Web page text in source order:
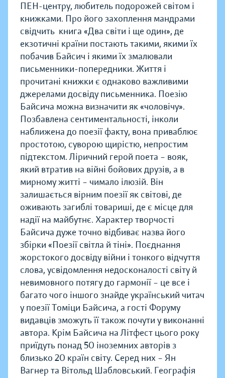
ПЕН-центру, любитель подорожей світом і
книжками. Про його захоплення мандрами
свідчить книга «Два світи і ще один», де
екзотичні країни постають такими, якими їх
побачив Байсич і якими їх змалювали
письменники-попередники. Життя і
прочитані книжки є однаково важливими
джерелами досвіду письменника. Поезію
Байсича можна визначити як «чоловічу».
Позбавлена сентиментальності, інколи
наближена до поезії факту, вона приваблює
простотою, суворою щирістю, непростим
підтекстом. Ліричний герой поета – вояк,
який втратив на війні бойових друзів, а в
мирному житті – чимало ілюзій. Він
залишається вірним поезії як світові, де
оживають загиблі товариші, де є місце для
надії на майбутнє. Характер творчості
Байсича дуже точно відбиває назва його
збірки «Поезії світла й тіні». Поєднання
жорстокого досвіду війни і тонкого відчуття
слова, усвідомлення недосконалості світу й
невимовного потягу до гармонії – це все і
багато чого іншого знайде український читач
у поезії Томіци Байсича, а гості Форуму
видавців зможуть її також почути у виконанні
автора. Крім Байсича на Літфест цього року
приїдуть понад 50 іноземних авторів з
близько 20 країн світу. Серед них – Ян
Вагнер та Вітольд Шабловський. Географія